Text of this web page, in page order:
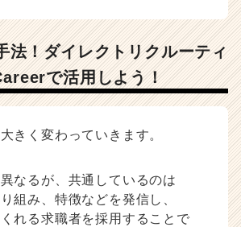
法！ダイレクトリクルーティ
で活用しよう！
きく変わっていきます。
なるが、共通しているのは
組み、特徴などを発信し、
れる求職者を採用することで